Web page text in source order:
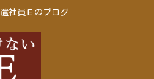
社員Ｅのブログ